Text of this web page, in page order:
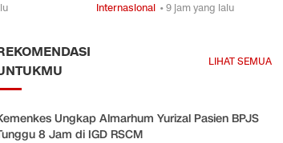
Internasional • 9 jam yang lalu
LIHAT SEMUA
Ungkap Almarhum Yurizal Pasien BPJS
8 Jam di IGD RSCM